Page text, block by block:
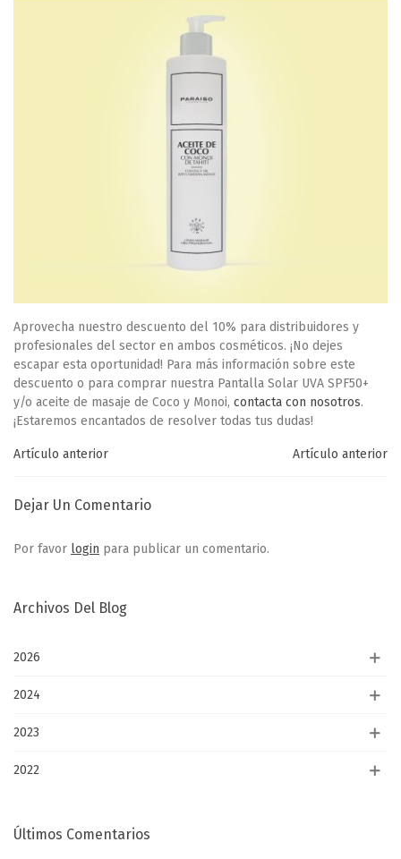
Archivos Del Blog
2026
2024
2023
2022
Últimos Comentarios
Aprovecha nuestro descuento del 10% para distribuidores y
profesionales del sector en ambos cosméticos. ¡No dejes
escapar esta oportunidad! Para más información sobre este
descuento o para comprar nuestra Pantalla Solar UVA SPF50+
y/o aceite de masaje de Coco y Monoi, contacta con nosotros.
¡Estaremos encantados de resolver todas tus dudas!
Artículo anterior Artículo anterior
Dejar Un Comentario
Por favor login para publicar un comentario.